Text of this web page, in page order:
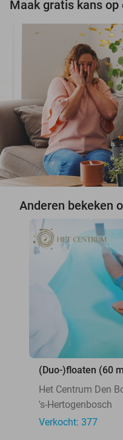
Anderen bekeken
(Duo-)floaten (60
Het Centrum Den
's-Hertogenbosch
Verkocht: 377